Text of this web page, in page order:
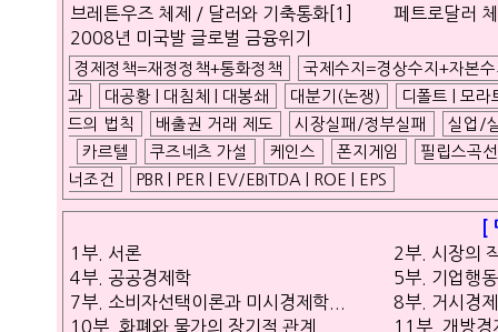
ABOUT
ETC
ⓘ
브레튼우즈 체제 / 달러와 기축통화[1]
페트로달러
2008년 미국발 글로벌 금융위기
경제정책=재정정책+통화정책
국제수지=경상수지+자본
과
대공황 | 대침체 | 대봉쇄 대분기(논쟁)
디폴트 | 모라
드의 법칙
배출권 거래 제도 시장실패/정부실패
실업/
카르텔
쿠즈네츠 가설 케인스 폰지게임
필립스곡선
너조건
PBR | PER | EV/EBITDA | ROE | EPS
[
1부. 서론
2부. 시장의
4부. 공공경제학
5부. 기업행
7부. 소비자선택이론과 미시경제학...
8부. 거시경
10부. 화폐와 물가의 장기적 관계
11부. 개방경